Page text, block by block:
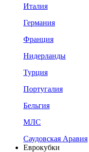
Италия
Германия
Франция
Нидерланды
Турция
Португалия
Бельгия
МЛС
Саудовская Аравия
Еврокубки